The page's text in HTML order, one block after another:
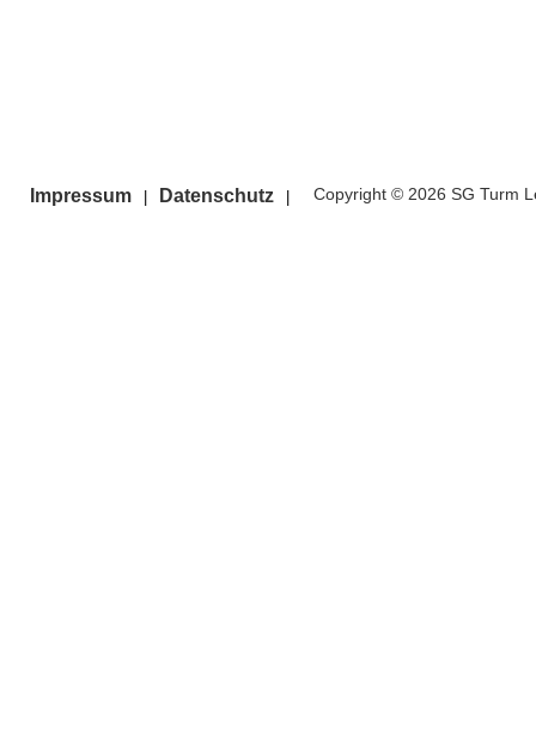
Impressum Datenschutz Copyright © 2026 SG Turm